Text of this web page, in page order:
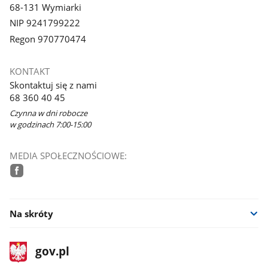
68-131 Wymiarki
NIP 9241799222
Regon 970770474
KONTAKT
Skontaktuj się z nami
68 360 40 45
Czynna w dni robocze
w godzinach 7:00-15:00
MEDIA SPOŁECZNOŚCIOWE:
Na skróty
stopka
gov.plStrona
gov.pl